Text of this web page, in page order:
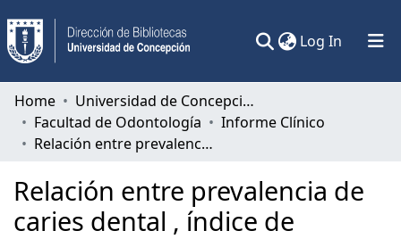
Log In (current)
Communities & Collections
All of DSpace
Home
Universidad de Concepción
Facultad de Odontología
Informe Clínico
Relación entre prevalencia de caries dental , índice de higiene oral y estado nutricional en niños preescolares de 3 a 5 años 11 meses del sector Pedro del Río , Concepción ,VIII Región, Chile 2014.
Relación entre prevalencia de
caries dental , índice de